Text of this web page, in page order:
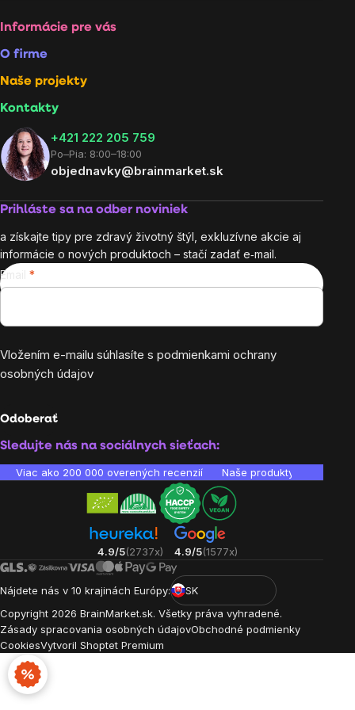
Informácie pre vás
O firme
Naše projekty
Kontakty
+421 222 205 759
Po–Pia: 8:00–18:00
objednavky@brainmarket.sk
Prihláste sa na odber noviniek
a získajte tipy pre zdravý životný štýl, exkluzívne akcie aj
informácie o nových produktoch – stačí zadať e‑mail.
Email
Vložením e-mailu súhlasíte s podmienkami ochrany
osobných údajov
Odoberať
Sledujte nás na sociálnych sieťach:
Viac ako 200 000 overených recenzií Naše produkty sú
4.9/5(2737x) 4.9/5(1577x)
Nájdete nás v 10 krajinách Európy:
SK
Copyright 2026 BrainMarket.sk. Všetky práva vyhradené.
Zásady spracovania osobných údajovObchodné podmienky
CookiesVytvoril Shoptet Premium